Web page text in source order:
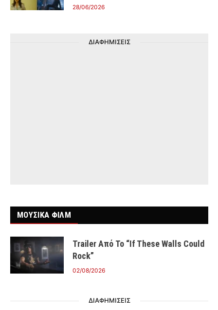
28/06/2026
ΔΙΑΦΗΜΙΣΕΙΣ
ΜΟΥΣΙΚΑ ΦΙΛΜ
Trailer Από Το “If These Walls Could
Rock”
02/08/2026
ΔΙΑΦΗΜΙΣΕΙΣ